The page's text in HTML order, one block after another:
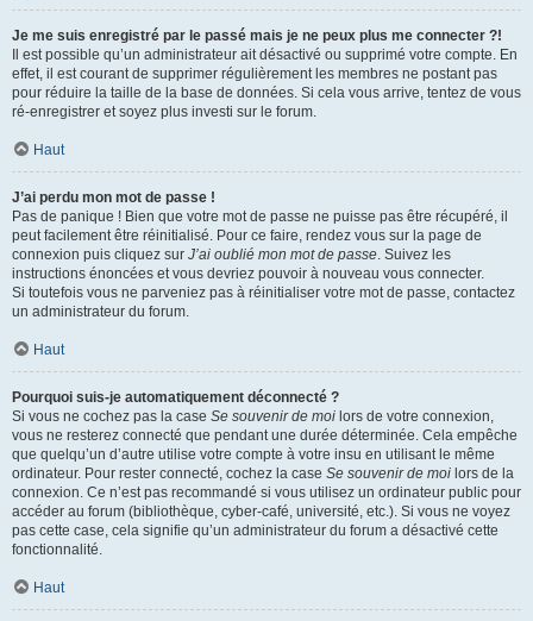
Je me suis enregistré par le passé mais je ne peux plus me connecter ?!
Il est possible qu’un administrateur ait désactivé ou supprimé votre compte. En
effet, il est courant de supprimer régulièrement les membres ne postant pas
pour réduire la taille de la base de données. Si cela vous arrive, tentez de vous
ré-enregistrer et soyez plus investi sur le forum.
Haut
J’ai perdu mon mot de passe !
Pas de panique ! Bien que votre mot de passe ne puisse pas être récupéré, il
peut facilement être réinitialisé. Pour ce faire, rendez vous sur la page de
connexion puis cliquez sur J’ai oublié mon mot de passe. Suivez les
instructions énoncées et vous devriez pouvoir à nouveau vous connecter.
Si toutefois vous ne parveniez pas à réinitialiser votre mot de passe, contactez
un administrateur du forum.
Haut
Pourquoi suis-je automatiquement déconnecté ?
Si vous ne cochez pas la case Se souvenir de moi lors de votre connexion,
vous ne resterez connecté que pendant une durée déterminée. Cela empêche
que quelqu’un d’autre utilise votre compte à votre insu en utilisant le même
ordinateur. Pour rester connecté, cochez la case Se souvenir de moi lors de la
connexion. Ce n’est pas recommandé si vous utilisez un ordinateur public pour
accéder au forum (bibliothèque, cyber-café, université, etc.). Si vous ne voyez
pas cette case, cela signifie qu’un administrateur du forum a désactivé cette
fonctionnalité.
Haut